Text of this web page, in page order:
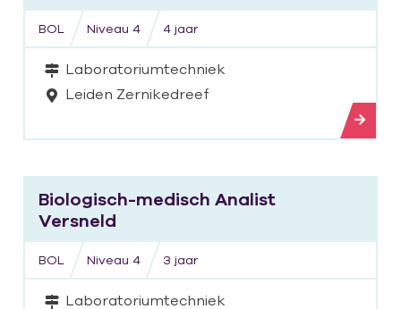
BOL Niveau 4 4 jaar
Laboratoriumtechniek
Leiden Zernikedreef
Biologisch-medisch Analist
Versneld
BOL Niveau 4 3 jaar
Laboratoriumtechniek